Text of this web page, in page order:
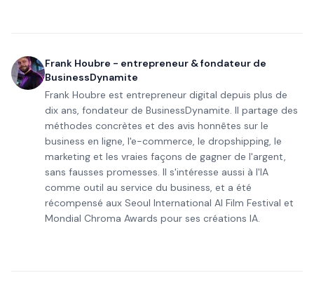
Frank Houbre - entrepreneur & fondateur de
BusinessDynamite
Frank Houbre est entrepreneur digital depuis plus de
dix ans, fondateur de BusinessDynamite. Il partage des
méthodes concrètes et des avis honnêtes sur le
business en ligne, l'e-commerce, le dropshipping, le
marketing et les vraies façons de gagner de l'argent,
sans fausses promesses. Il s'intéresse aussi à l'IA
comme outil au service du business, et a été
récompensé aux Seoul International AI Film Festival et
Mondial Chroma Awards pour ses créations IA.